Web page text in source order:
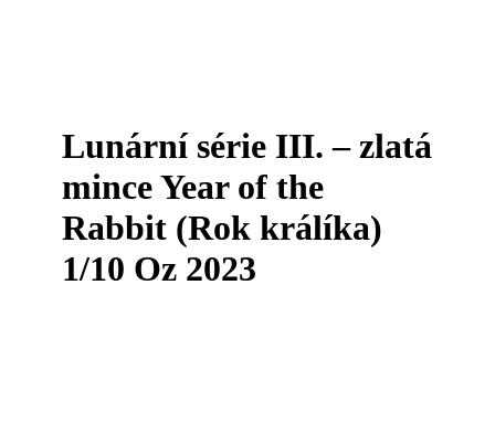
Lunární série III. – zlatá
mince Year of the
Rabbit (Rok králíka)
1/10 Oz 2023